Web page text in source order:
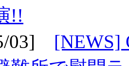
!!
03] [NEWS]